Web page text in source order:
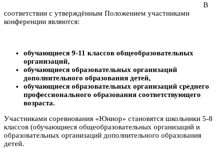
В
соответствии с утверждённым Положением участниками
конференции являются:
обучающиеся 9-11 классов общеобразовательных
организаций,
обучающиеся образовательных организаций
дополнительного образования детей,
обучающиеся образовательных организаций среднего
профессионального образования соответствующего
возраста.
Участниками соревнования «Юниор» становятся школьники 5-8
классов (обучающиеся общеобразовательных организаций и
образовательных организаций дополнительного образования
детей.